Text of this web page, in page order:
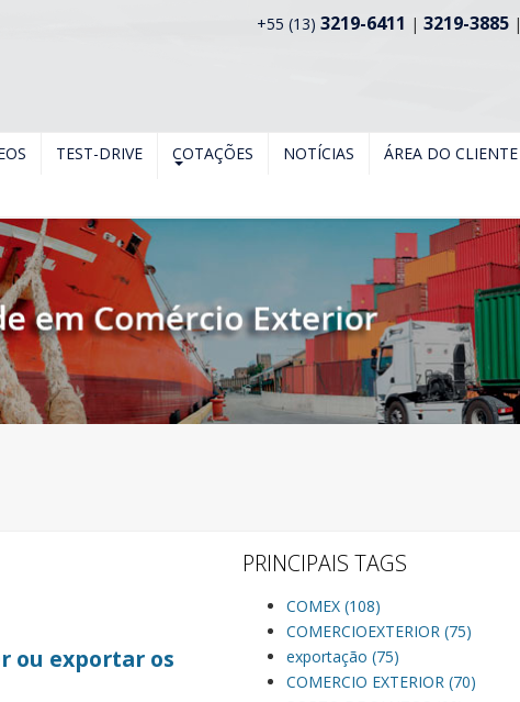
+55 (13) 3219-6411 | 3219-3885 |
TEST-DRIVE COTAÇÕES NOTÍCIAS ÁREA DO CLIENTE
ou exportar os
PRINCIPAIS TAGS
COMEX (108)
COMERCIOEXTERIOR (75)
exportação (75)
COMERCIO EXTERIOR (70)